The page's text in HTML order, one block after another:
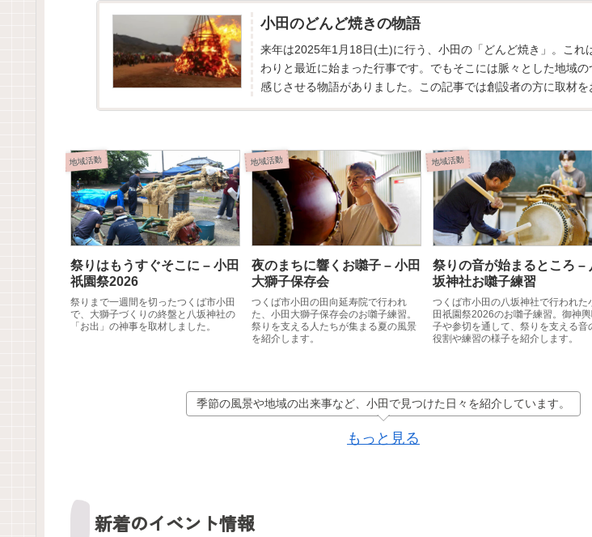
小田のどんど焼きの物語
来年は2025年1月18日(土)に行う、小田の「どんど焼き」。これ
わりと最近に始まった行事です。でもそこには脈々とした地域の
感じさせる物語がありました。この記事では創設者の方に取材を
地域活動
祭りはもうすぐそこに – 小田
祇園祭2026
祭りまで一週間を切ったつくば市小田
で、大獅子づくりの終盤と八坂神社の
「お出」の神事を取材しました。
地域活動
夜のまちに響くお囃子 – 小田
大獅子保存会
つくば市小田の田向延寿院で行われ
た、小田大獅子保存会のお囃子練習。
祭りを支える人たちが集まる夏の風景
を紹介します。
地域活動
祭りの音が始まるところ –
坂神社お囃子練習
つくば市小田の八坂神社で行われた
田祇園祭2026のお囃子練習。御神
子や参切を通して、祭りを支える音
役割や練習の様子を紹介します。
季節の風景や地域の出来事など、小田で見つけた日々を紹介しています。
もっと見る
新着のイベント情報